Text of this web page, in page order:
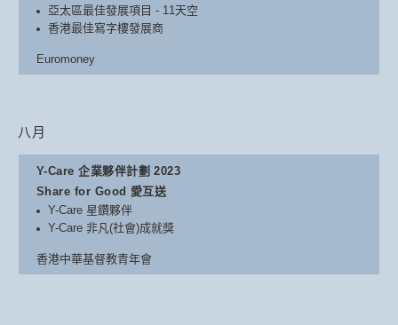
亞太區最佳發展項目 - 11天空
香港最佳寫字樓發展商
Euromoney
八月
Y-Care 企業夥伴計劃 2023
Share for Good 愛互送
Y-Care 星鑽夥伴
Y-Care 非凡(社會)成就獎
香港中華基督教青年會